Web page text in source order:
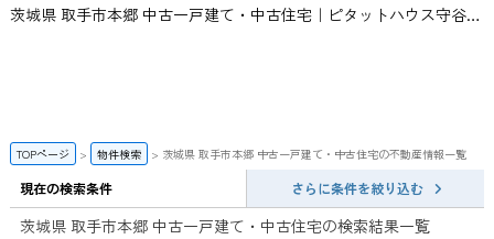
茨城県 取手市本郷 中古一戸建て・中古住宅｜ピタットハウス守谷店 | スカイ・エステート
TOPページ 物件検索 茨城県 取手市本郷 中古一戸建て・中古住宅の不動産情報一覧
現在の検索条件 さらに条件を絞り込む
茨城県 取手市本郷 中古一戸建て・中古住宅の検索結果一覧